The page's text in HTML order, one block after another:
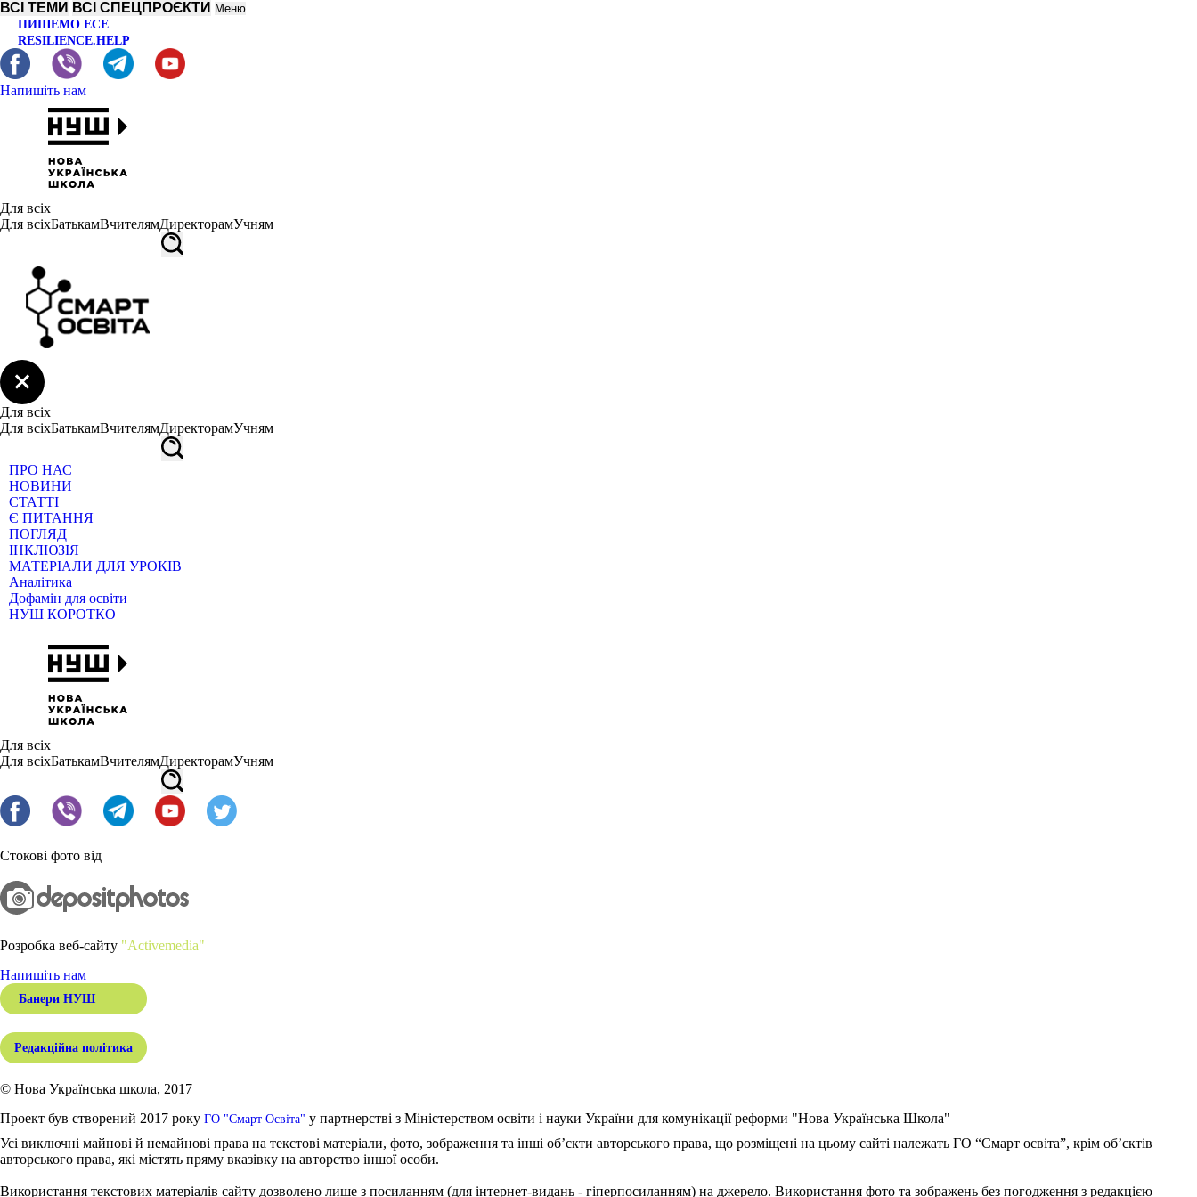
ВСІ ТЕМИ ВСІ СПЕЦПРОЄКТИ Меню
ПИШЕМО ЕСЕ
RESILIENCE.HELP
Напишіть нам
Для всіх
Для всіхБатькамВчителямДиректорамУчням
Для всіх
Для всіхБатькамВчителямДиректорамУчням
ПРО НАС
НОВИНИ
СТАТТІ
Є ПИТАННЯ
ПОГЛЯД
ІНКЛЮЗІЯ
МАТЕРІАЛИ ДЛЯ УРОКІВ
Аналітика
Дофамін для освіти
НУШ КОРОТКО
Для всіх
Для всіхБатькамВчителямДиректорамУчням
Стокові фото від
Розробка веб-сайту "Activemedia"
Напишіть нам
Банери НУШ
Редакційна політика
© Нова Українська школа, 2017
Проект був створений 2017 року ГО "Смарт Освіта" у партнерстві з Міністерством освіти і науки України для комунікації реформи "Нова Українська Школа"
Усі виключні майнові й немайнові права на текстові матеріали, фото, зображення та інші об’єкти авторського права, що розміщені на цьому сайті належать ГО “Смарт освіта”, крім об’єктів
авторського права, які містять пряму вказівку на авторство іншої особи.
Використання текстових матеріалів сайту дозволено лише з посиланням (для інтернет-видань - гіперпосиланням) на джерело. Використання фото та зображень без погодження з редакцією